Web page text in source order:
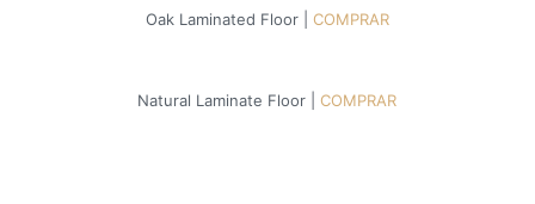
Oak Laminated Floor | COMPRAR
Natural Laminate Floor |COMPRAR